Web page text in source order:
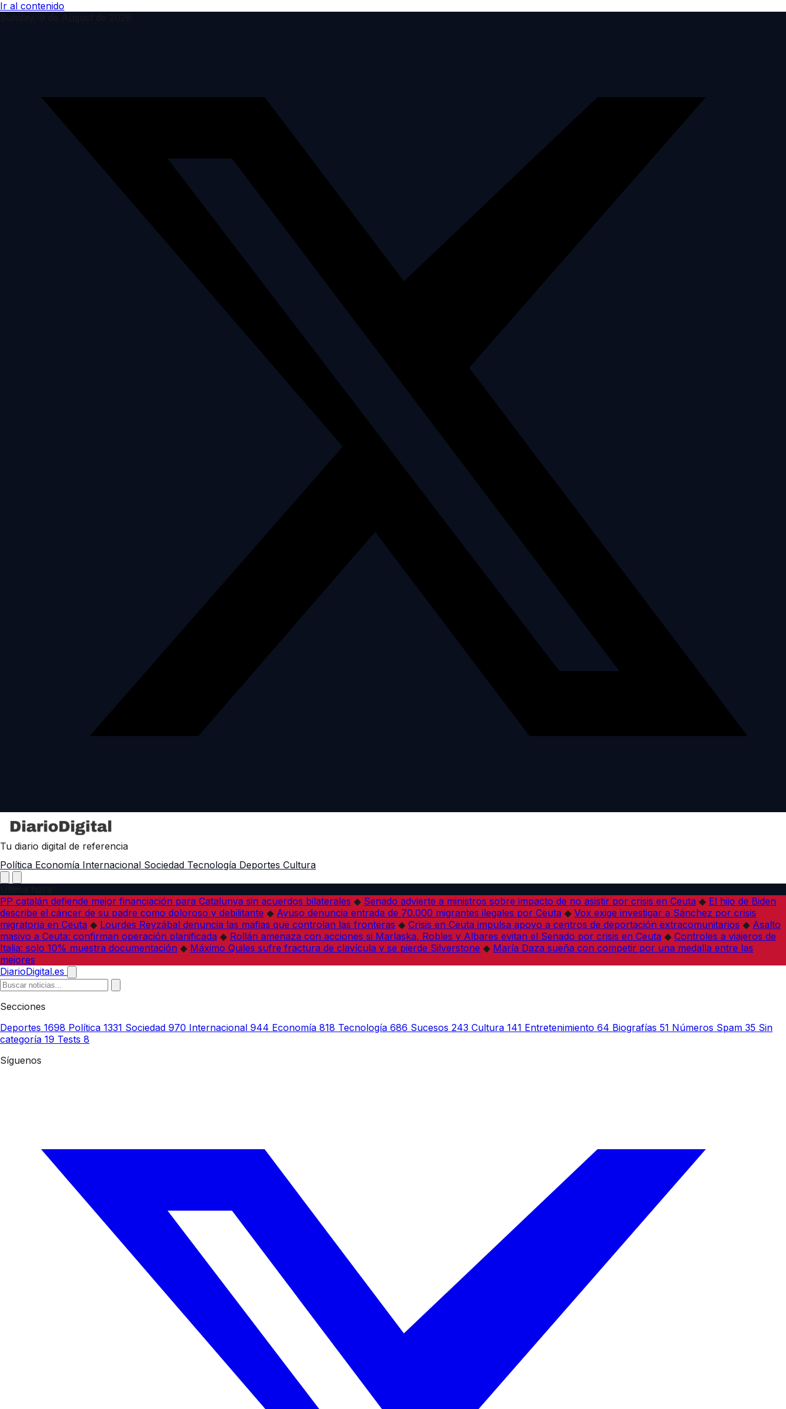
Ir al contenido
Tu diario digital de referencia
Política Economía Internacional Sociedad Tecnología Deportes Cultura
PP catalán defiende mejor financiación para Catalunya sin acuerdos bilaterales ◆ Senado advierte a ministros sobre impacto de no asistir por crisis en Ceuta ◆ El hijo de Biden
describe el cáncer de su padre como doloroso y debilitante ◆ Ayuso denuncia entrada de 70.000 migrantes ilegales por Ceuta ◆ Vox exige investigar a Sánchez por crisis
migratoria en Ceuta ◆ Lourdes Reyzábal denuncia las mafias que controlan las fronteras ◆ Crisis en Ceuta impulsa apoyo a centros de deportación extracomunitarios ◆ Asalto
masivo a Ceuta: confirman operación planificada ◆ Rollán amenaza con acciones si Marlaska, Robles y Albares evitan el Senado por crisis en Ceuta ◆ Controles a viajeros de
Italia: solo 10% muestra documentación ◆ Máximo Quiles sufre fractura de clavícula y se pierde Silverstone ◆ María Daza sueña con competir por una medalla entre las
mejores
DiarioDigital.es
Secciones
Deportes 1698 Política 1331 Sociedad 970 Internacional 944 Economía 818 Tecnología 686 Sucesos 243 Cultura 141 Entretenimiento 64 Biografías 51 Números Spam 35 Sin
categoría 19 Tests 8
Síguenos